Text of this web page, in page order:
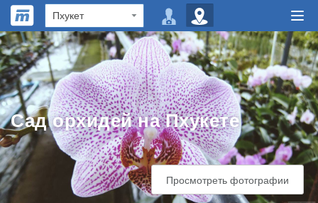
Сад орхидей на Пхукете
Просмотреть фотографии